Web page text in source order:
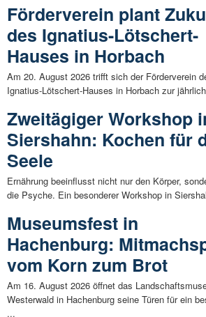
Förderverein plant
des Ignatius-Lötschert-
Hauses in Horbach
Am 20. August 2026 trifft sich der Förderverein
Ignatius-Lötschert-Hauses in Horbach zur
Zweitägiger Workshop
Siershahn: Kochen für
Seele
Ernährung beeinflusst nicht nur den Körper,
die Psyche. Ein besonderer Workshop in
Museumsfest in
Hachenburg:
vom Korn zum Brot
Am 16. August 2026 öffnet das
Westerwald in Hachenburg seine Türen für ein
...